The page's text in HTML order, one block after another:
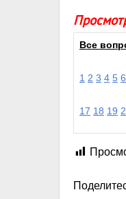
Все
1 2 3 4 5 6
17 18 19